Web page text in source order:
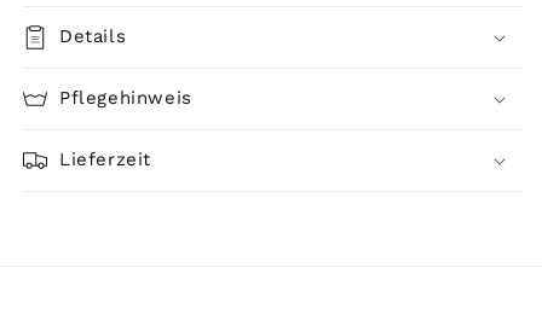
Details
Pflegehinweis
Lieferzeit